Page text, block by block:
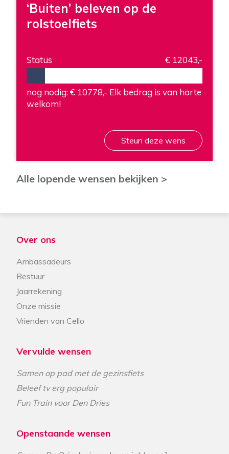
‘Buiten’ beleven op de
rolstoelfiets
Status € 12043,-
nog nodig: € 10778,- Elk bedrag is van harte
welkom!
Steun deze wens
Alle lopende wensen bekijken >
Over ons
Ambassadeurs
Bestuur
Jaarrekening
Onze missie
Vrienden van Cello
Vervulde wensen
Samen op pad met de gezinsfiets
Beleef tv erg populair
Fun Train voor Den Dries
Openstaande wensen